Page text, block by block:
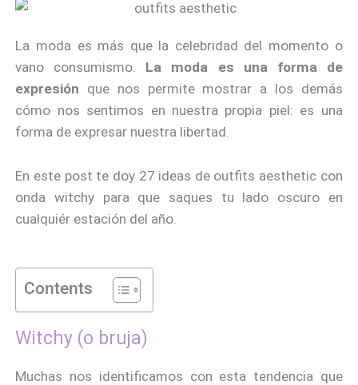
La moda es más que la celebridad del momento o
vano consumismo. La moda es una forma de
expresión que nos permite mostrar a los demás
cómo nos sentimos en nuestra propia piel: es una
forma de expresar nuestra libertad.
En este post te doy 27 ideas de outfits aesthetic con
onda witchy para que saques tu lado oscuro en
cualquiér estación del año.
Contents
Witchy (o bruja)
Muchas nos identificamos con esta tendencia que